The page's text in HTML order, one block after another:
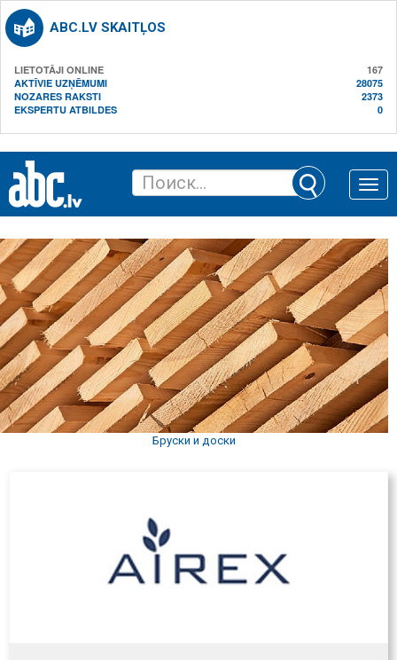
ABC.LV SKAITĻOS
LIETOTĀJI ONLINE
167
AKTĪVIE UZŅĒMUMI
28075
NOZARES RAKSTI
2373
EKSPERTU ATBILDES
0
Toggle
Бруски и доски